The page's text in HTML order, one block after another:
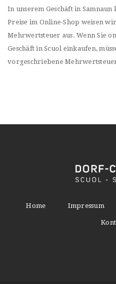
In unserem Geschäft in
Preise im Online-Shop weisen
Mehrwertsteuer aus. Wenn Sie
Geschäft in Scuol einkaufen,
vorgeschriebene
Home Impressum